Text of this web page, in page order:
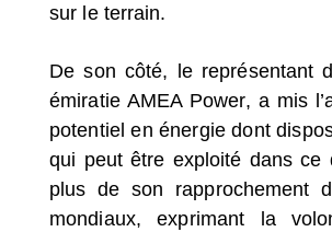
sur le terrain.
De son côté, le représentant
émiratie AMEA Power, a mis
potentiel en énergie dont
qui peut être exploité dans ce
plus de son rapprochement
mondiaux, exprimant la